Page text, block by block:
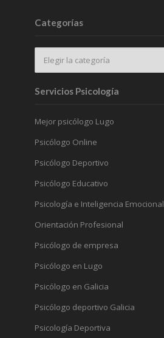
Categorías
Servicios Psicología
Mejor psicólogo Lugo
Psicólogo Online
Psicólogo Deportivo
Psicólogo Educativo
Psicología e Inteligencia Emocional
Orientación Profesional
Psicólogo de empresa
Psicólogo en Lugo
Psicólogo en Galicia
Psicólogo deportivo Galicia
Psicología Deportiva